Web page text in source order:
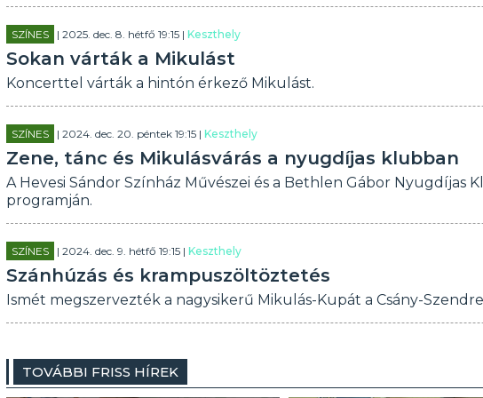
SZÍNES | 2025. dec. 8. hétfő 19:15 | Keszthely
Sokan várták a Mikulást
Koncerttel várták a hintón érkező Mikulást.
SZÍNES | 2024. dec. 20. péntek 19:15 | Keszthely
Zene, tánc és Mikulásvárás a nyugdíjas klubban
A Hevesi Sándor Színház Művészei és a Bethlen Gábor Nyugdíjas
programján.
SZÍNES | 2024. dec. 9. hétfő 19:15 | Keszthely
Szánhúzás és krampuszöltöztetés
Ismét megszervezték a nagysikerű Mikulás-Kupát a Csány-
TOVÁBBI FRISS HÍREK